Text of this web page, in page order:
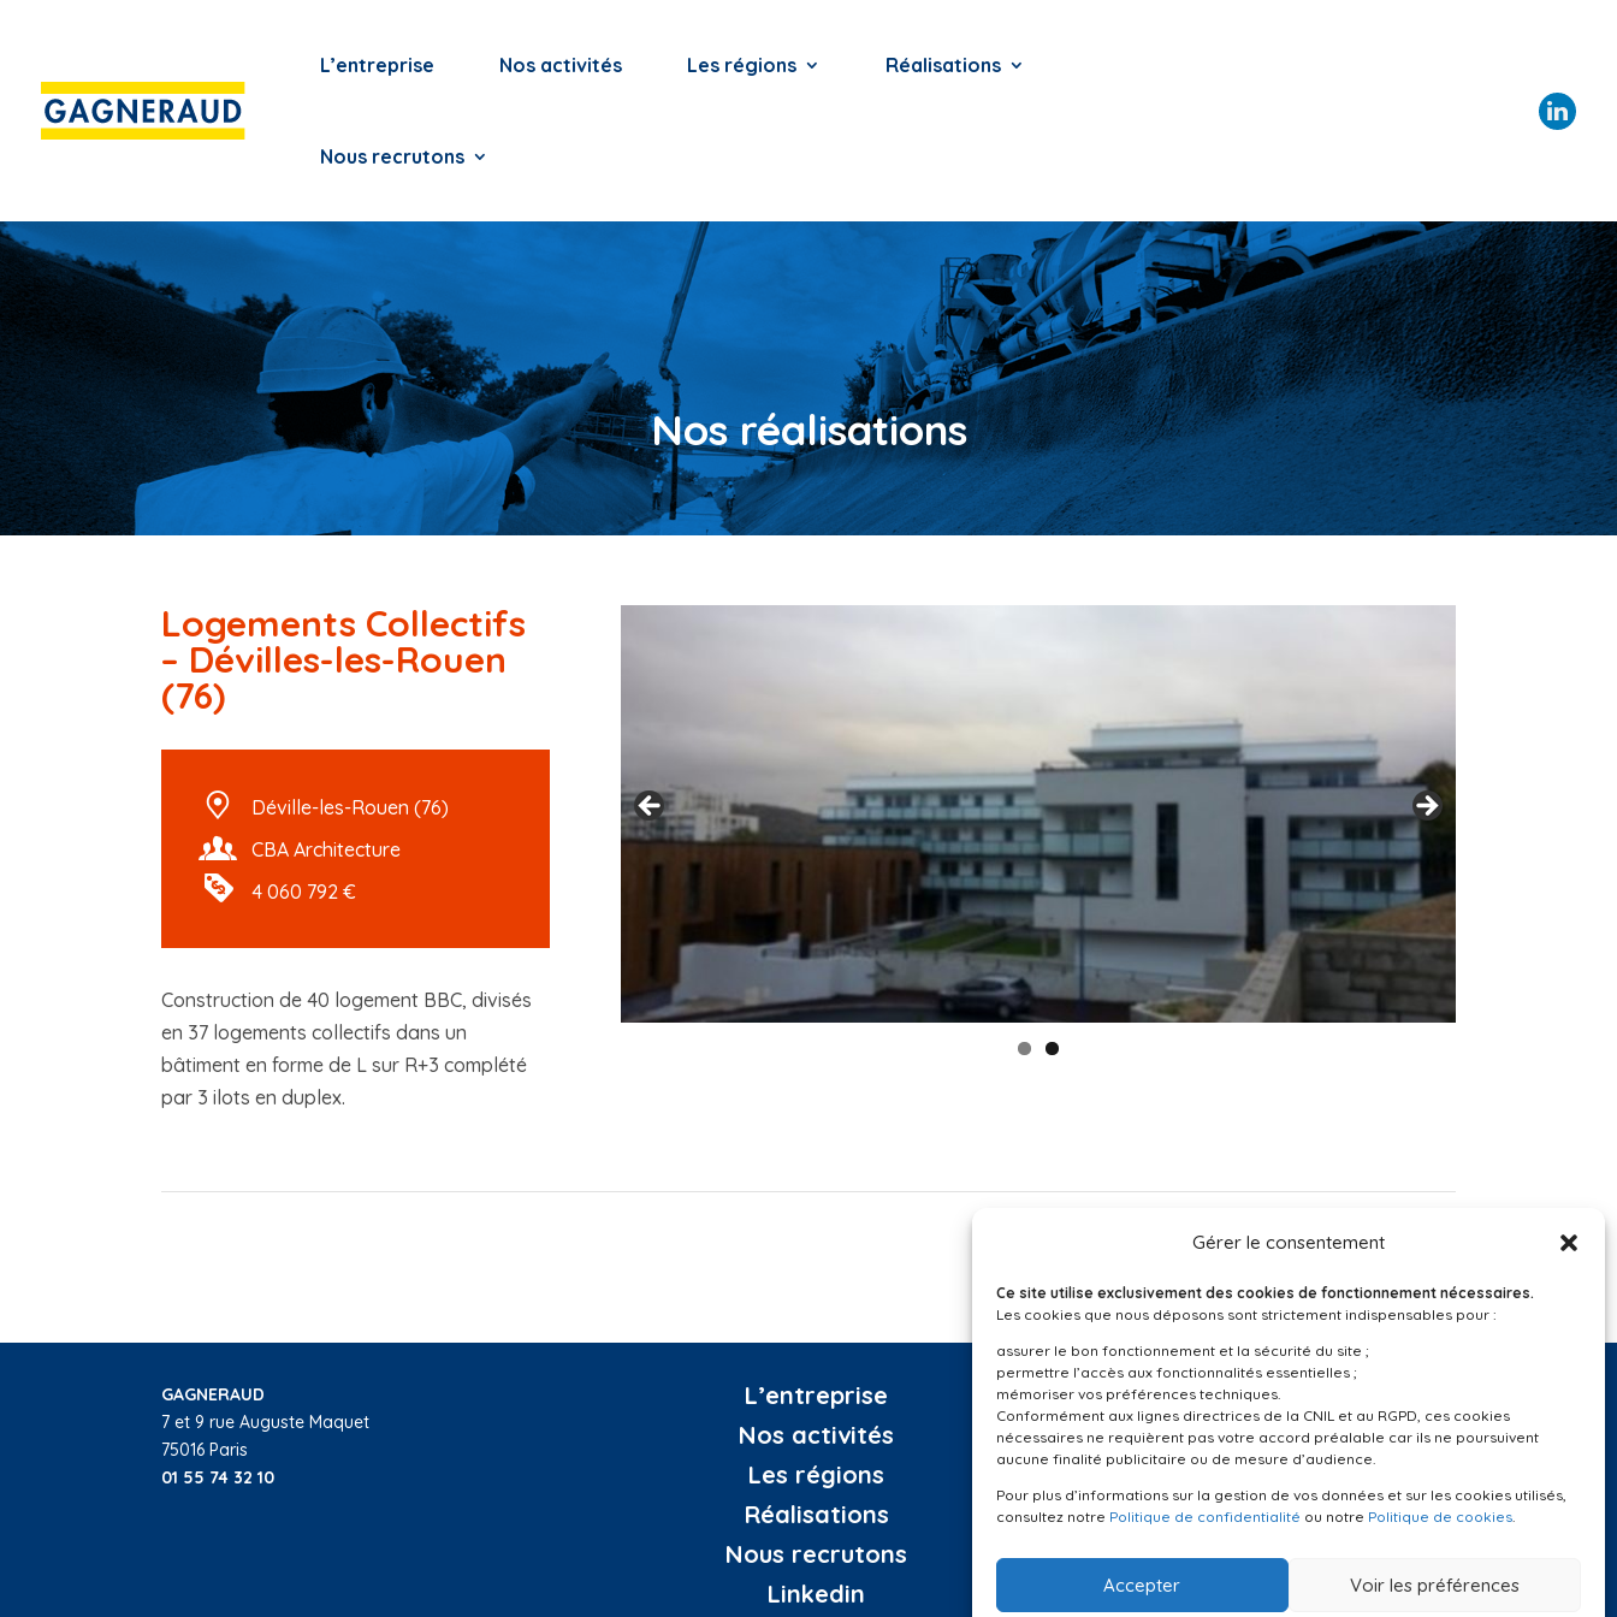
Gérer le consentement
Ce site utilise exclusivement des cookies de fonctionnement nécessaires.
Les cookies que nous déposons sont strictement indispensables pour :
assurer le bon fonctionnement et la sécurité du site ;
permettre l’accès aux fonctionnalités essentielles ;
mémoriser vos préférences techniques.
Conformément aux lignes directrices de la CNIL et au RGPD, ces cookies
nécessaires ne requièrent pas votre accord préalable car ils ne poursuivent
aucune finalité publicitaire ou de mesure d’audience.
Pour plus d’informations sur la gestion de vos données et sur les cookies utilisés,
consultez notre Politique de confidentialité ou notre Politique de cookies.
Accepter Voir les préférences
L’entreprise Nos activités Les régions Réalisations
Nous recrutons
Nos réalisations
Logements Collectifs
– Dévilles-les-Rouen
(76)
Déville-les-Rouen (76)
CBA Architecture
4 060 792 €
Construction de 40 logement BBC, divisés
en 37 logements collectifs dans un
bâtiment en forme de L sur R+3 complété
par 3 ilots en duplex.
GAGNERAUD
7 et 9 rue Auguste Maquet
75016 Paris
01 55 74 32 10
L’entreprise
Nos activités
Les régions
Réalisations
Nous recrutons
Linkedin
Suivez-nous